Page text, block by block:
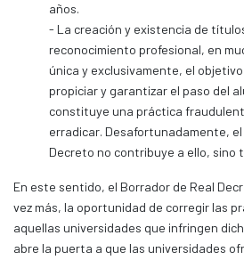
años.
- La creación y existencia de
reconocimiento profesional, en
única y exclusivamente, el
propiciar y garantizar el paso del
constituye una práctica
erradicar. Desafortunadamente,
Decreto no contribuye a ello, sino
En este sentido, el Borrador de Real
vez más, la oportunidad de corregir las
aquellas universidades que infringen
abre la puerta a que las universidades